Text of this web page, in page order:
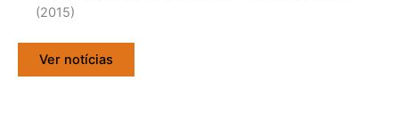
(2015)
Ver notícias